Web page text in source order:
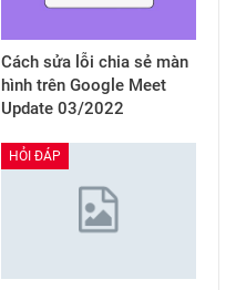
Cách sửa lỗi chia sẻ màn
hình trên Google Meet
Update 03/2022
HỎI ĐÁP